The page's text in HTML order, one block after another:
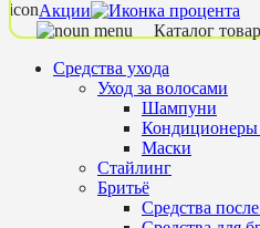
Акции
Каталог
Средства ухода
Уход за волосами
Шампуни
Кондиционеры
Маски
Стайлинг
Бритьё
Средства